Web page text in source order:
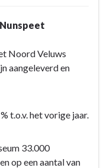
Noord Veluws
aangeleverd en
t.o.v. het vorige jaar.
33.000
op een aantal van